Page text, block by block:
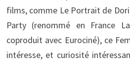
films, comme Le Portrait de
Party (renommé en France
coproduit avec Eurociné), ce
intéresse, et curiosité